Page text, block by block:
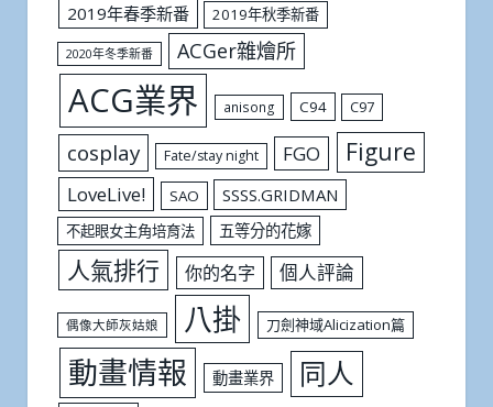
2019年春季新番
2019年秋季新番
2020年冬季新番 ACGer雜燴所
ACG業界 anisong C94 C97
cosplay Fate/stay night FGO Figure
LoveLive! SAO SSSS.GRIDMAN
不起眼女主角培育法 五等分的花嫁
人氣排行 你的名字 個人評論
偶像大師灰姑娘 八掛 刀劍神域Alicization篇
動畫情報 動畫業界 同人